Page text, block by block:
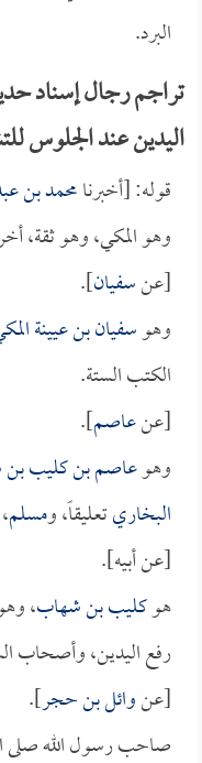
البرد.
تراجم رجال إسناد
اليدين عند الجلوس
قوله: [أخبرنامحمد بن
وهو المكي، وهو ثقة،
[عنسفيان].
وهوسفيان بن عيينة
الكتب الستة.
[عنعاصم].
وهوعاصم بن كليب
البخاريتعليقاً، ومسلم
[عن أبيه].
هوكليب بن شهاب،
رفع اليدين، وأصحاب
[عنوائل بن حجر].
صاحب رسول الله صلى